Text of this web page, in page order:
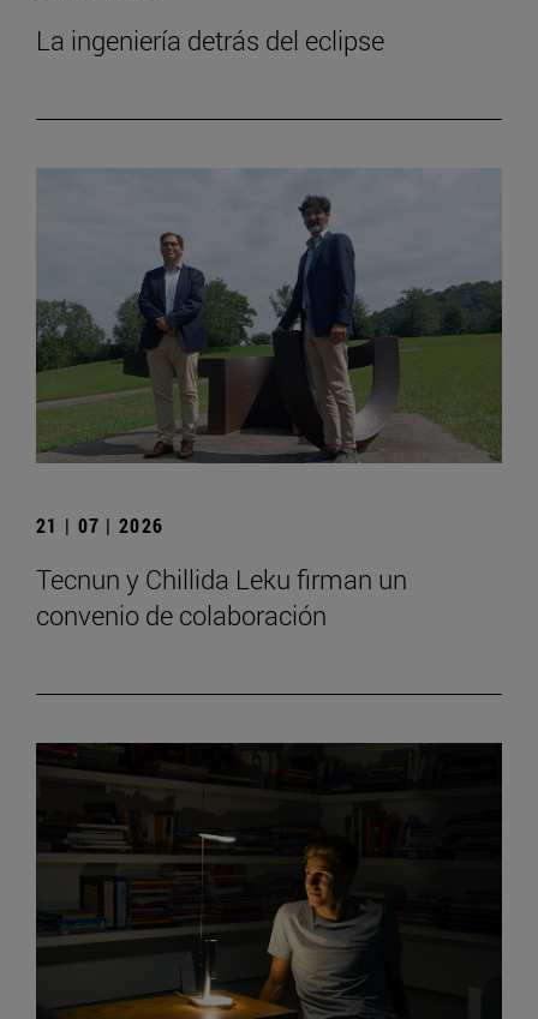
La ingeniería detrás del eclipse
21 | 07 | 2026
Tecnun y Chillida Leku firman un
convenio de colaboración